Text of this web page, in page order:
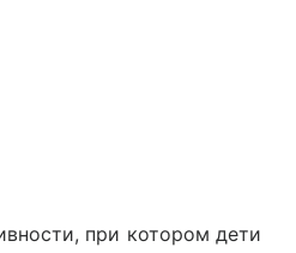
при котором дети